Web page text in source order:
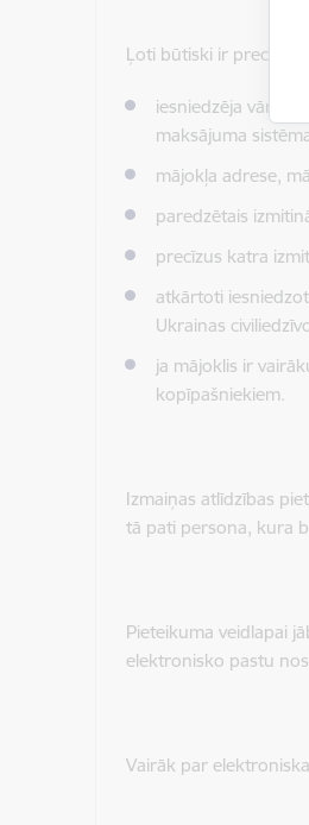
Ļoti būtiski ir precīzi
iesniedzēja vārds,
maksājuma
mājokļa adrese,
paredzētais
precīzus katra
atkārtoti
Ukrainas
ja mājoklis ir
kopīpašniekiem.
Izmaiņas atlīdzības
tā pati persona, kura
Pieteikuma veidlapai
elektronisko pastu
Vairāk par